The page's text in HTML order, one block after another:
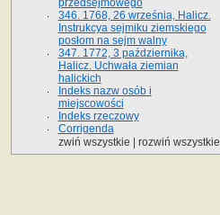
przedsejmowego
346. 1768, 26 września, Halicz.
Instrukcya sejmiku ziemskiego
posłom na sejm walny
347. 1772, 3 października,
Halicz. Uchwała ziemian
halickich
Indeks nazw osób i
miejscowości
Indeks rzeczowy
Corrigenda
zwiń wszystkie
rozwiń wszystkie